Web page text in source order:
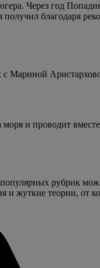
Через год
благодаря
Мариной
и проводит
рубрик
жуткие теории, от